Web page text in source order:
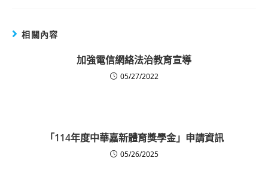
相關內容
加強電信網絡法治教育宣導
05/27/2022
「114年度中華嘉新體育獎學金」申請資訊
05/26/2025